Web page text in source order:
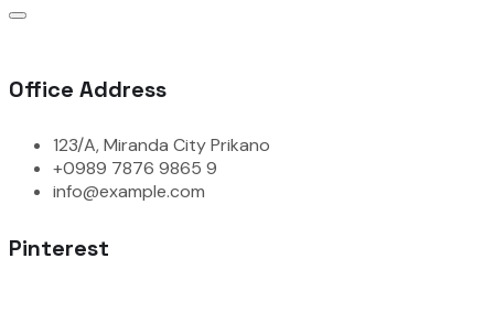
Office Address
123/A, Miranda City Prikano
+0989 7876 9865 9
info@example.com
Pinterest